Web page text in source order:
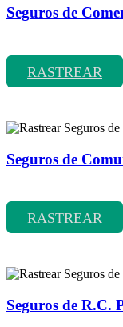
Seguros de
RASTREAR
Seguros de
RASTREAR
Seguros de R.C.